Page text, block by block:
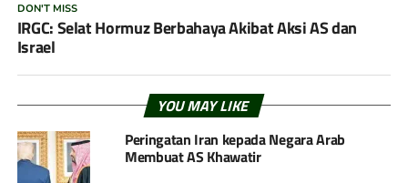
DON'T MISS
IRGC: Selat Hormuz Berbahaya Akibat Aksi AS dan
Israel
YOU MAY LIKE
Peringatan Iran kepada Negara Arab
Membuat AS Khawatir